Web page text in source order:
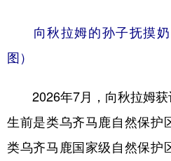
向秋拉姆的孙子抚摸
图）
2026年7月，向秋拉姆获
生前是类乌齐马鹿自然保护
类乌齐马鹿国家级自然保护